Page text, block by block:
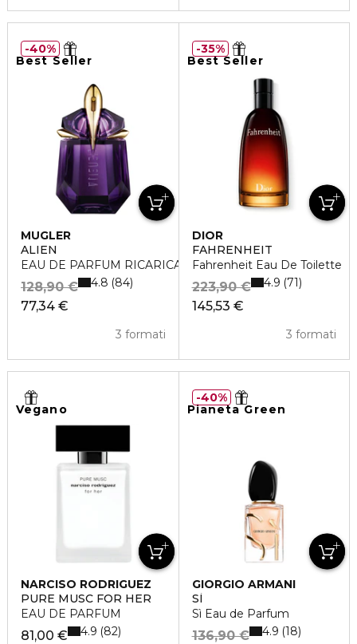
Best Seller
MUGLER
ALIEN
EAU DE PARFUM RICARICABILE
77,34 €
128,90 €
3 formati
4.8 84
40%
Best Seller
DIOR
FAHRENHEIT
Fahrenheit Eau De Toilette
145,53 €
223,90 €
3 formati
4.9 71
35%
Vegano
NARCISO RODRIGUEZ
PURE MUSC FOR HER
EAU DE PARFUM
81,00 € 4.9 82
Pianeta Green
GIORGIO ARMANI
SÌ
Sì Eau de Parfum
136,90 € 4.9 18
40%